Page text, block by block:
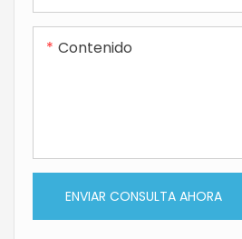
Contenido
ENVIAR CONSULTA AHORA